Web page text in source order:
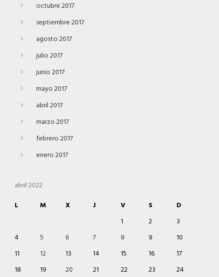
octubre 2017
septiembre 2017
agosto 2017
julio 2017
junio 2017
mayo 2017
abril 2017
marzo 2017
febrero 2017
enero 2017
abril 2022
L
M X J V S
D
1
2
3
4
5 6 7 8 9
10
11
12 13 14 15 16
17
18
19 20 21 22 23
24